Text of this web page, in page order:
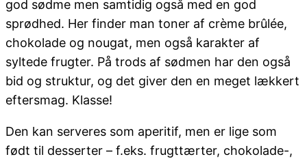
god sødme men samtidig også med en god
sprødhed. Her finder man toner af crème brûlée,
chokolade og nougat, men også karakter af
syltede frugter. På trods af sødmen har den også
bid og struktur, og det giver den en meget lækkert
eftersmag. Klasse!
Den kan serveres som aperitif, men er lige som
født til desserter – f.eks. frugttærter, chokolade-,